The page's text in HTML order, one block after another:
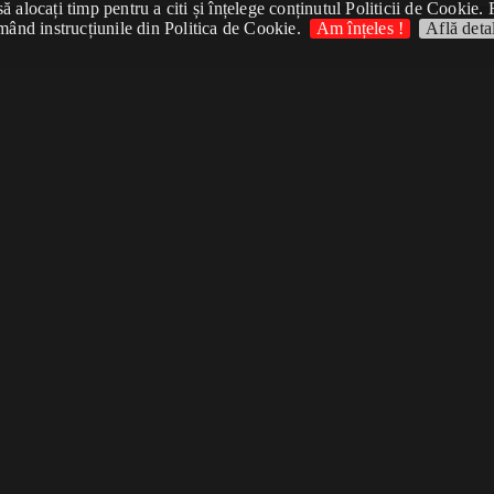
alocați timp pentru a citi și înțelege conținutul Politicii de
instrucțiunile din Politica de Cookie.
Am înțeles ! Află